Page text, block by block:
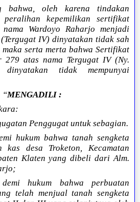
bahwa, oleh karena tindakan
peralihan kepemilikan sertifikat
Wardoyo Raharjo menjadi
IV) dinyatakan tidak sah
serta merta bahwa Sertifikat
atas nama Tergugat IV (Ny.
tidak mempunyai
“MENGADILI :
Penggugat untuk sebagian.
hukum bahwa tanah sengketa
kas desa Troketon, Kecamatan
Klaten yang dibeli dari Alm.
hukum bahwa perbuatan
telah menjual tanah sengketa